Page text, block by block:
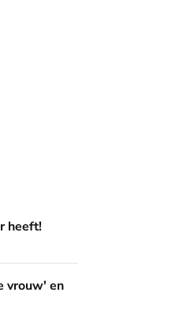
heeft!
het podium'
vrouw' en